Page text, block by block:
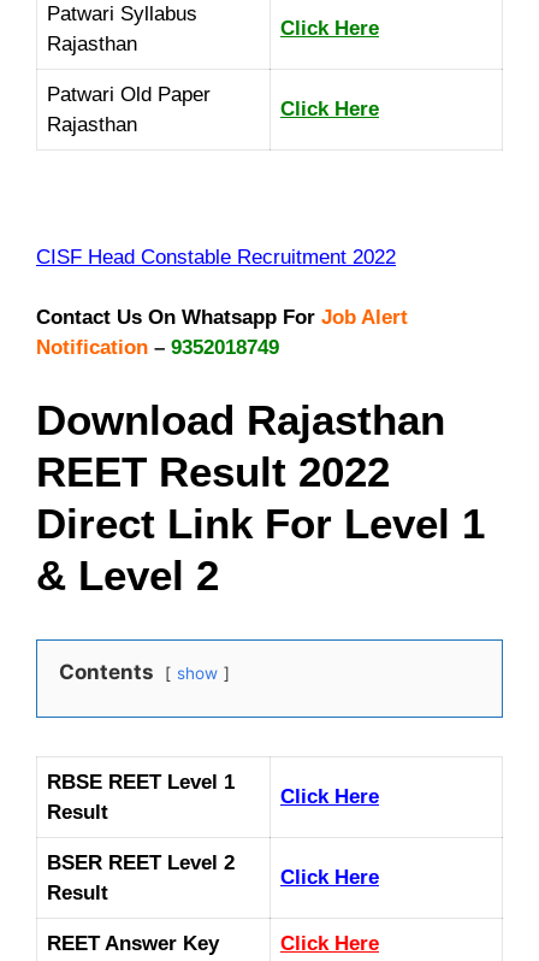
Patwari Syllabus
Rajasthan
Click Here
Patwari Old Paper
Rajasthan
Click Here
CISF Head Constable Recruitment 2022
Contact Us On Whatsapp For Job Alert
Notification – 9352018749
Download Rajasthan
REET Result 2022
Direct Link For Level 1
& Level 2
Contents show
RBSE REET Level 1
Result
Click Here
BSER REET Level 2
Result
Click Here
REET Answer Key Click Here